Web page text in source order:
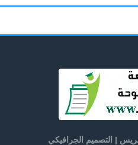
| التصميم الجرافيكي